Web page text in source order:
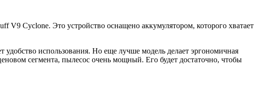
V9 Cyclone. Это устройство оснащено аккумулятором, которого хватает
использования. Но еще лучше модель делает эргономичная
сегмента, пылесос очень мощный. Его будет достаточно, чтобы